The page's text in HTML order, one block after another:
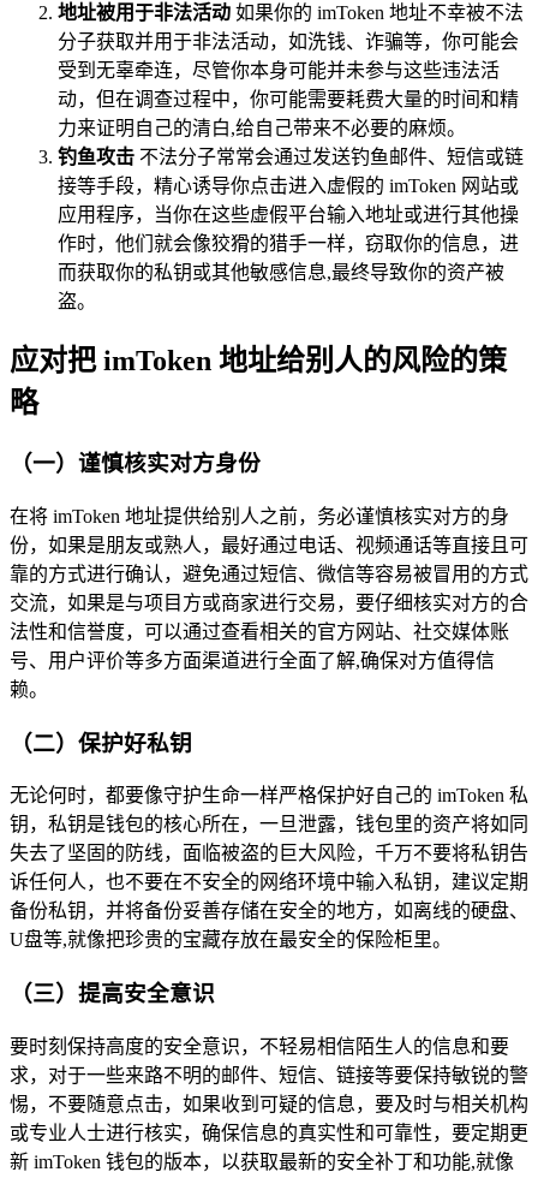
地址被用于非法活动 如果你的 imToken 地址不幸被不法
分子获取并用于非法活动，如洗钱、诈骗等，你可能会
受到无辜牵连，尽管你本身可能并未参与这些违法活
动，但在调查过程中，你可能需要耗费大量的时间和精
力来证明自己的清白,给自己带来不必要的麻烦。
钓鱼攻击 不法分子常常会通过发送钓鱼邮件、短信或链
接等手段，精心诱导你点击进入虚假的 imToken 网站或
应用程序，当你在这些虚假平台输入地址或进行其他操
作时，他们就会像狡猾的猎手一样，窃取你的信息，进
而获取你的私钥或其他敏感信息,最终导致你的资产被
盗。
应对把 imToken 地址给别人的风险的策
略
（一）谨慎核实对方身份
在将 imToken 地址提供给别人之前，务必谨慎核实对方的身
份，如果是朋友或熟人，最好通过电话、视频通话等直接且可
靠的方式进行确认，避免通过短信、微信等容易被冒用的方式
交流，如果是与项目方或商家进行交易，要仔细核实对方的合
法性和信誉度，可以通过查看相关的官方网站、社交媒体账
号、用户评价等多方面渠道进行全面了解,确保对方值得信
赖。
（二）保护好私钥
无论何时，都要像守护生命一样严格保护好自己的 imToken 私
钥，私钥是钱包的核心所在，一旦泄露，钱包里的资产将如同
失去了坚固的防线，面临被盗的巨大风险，千万不要将私钥告
诉任何人，也不要在不安全的网络环境中输入私钥，建议定期
备份私钥，并将备份妥善存储在安全的地方，如离线的硬盘、
U盘等,就像把珍贵的宝藏存放在最安全的保险柜里。
（三）提高安全意识
要时刻保持高度的安全意识，不轻易相信陌生人的信息和要
求，对于一些来路不明的邮件、短信、链接等要保持敏锐的警
惕，不要随意点击，如果收到可疑的信息，要及时与相关机构
或专业人士进行核实，确保信息的真实性和可靠性，要定期更
新 imToken 钱包的版本，以获取最新的安全补丁和功能,就像